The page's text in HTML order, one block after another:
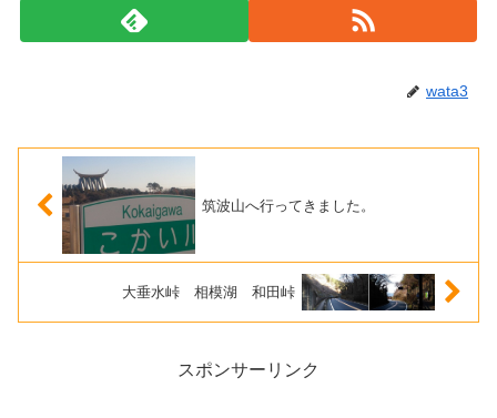
wata3
筑波山へ行ってきました。
大垂水峠 相模湖 和田峠
スポンサーリンク